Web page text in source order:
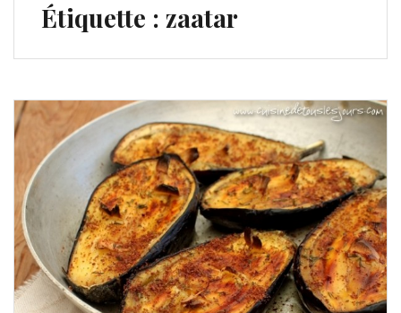
Étiquette : zaatar